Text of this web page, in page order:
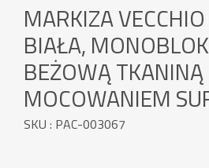
MARKIZA
BIAŁA,
BEŻOWĄ TKANINĄ
MOCOWANIEM
SKU : PAC-003067